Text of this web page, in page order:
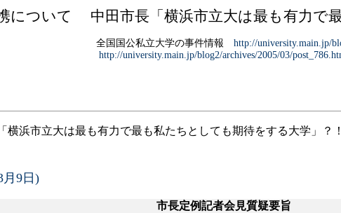
について 中田市長「横浜市立大は最も有力で
全国国公私立大学の事件情報 http://university.main.jp/
http://university.main.jp/blog2/archives/2005/03/
浜市立大は最も有力で最も私たちとしても期待をする大学」？！
月9日)
市長定例記者会見質疑要旨